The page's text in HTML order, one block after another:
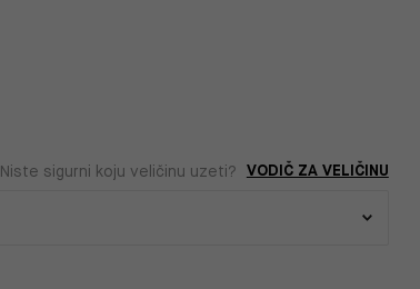
Niste sigurni koju veličinu uzeti? VODIČ ZA VELIČINU